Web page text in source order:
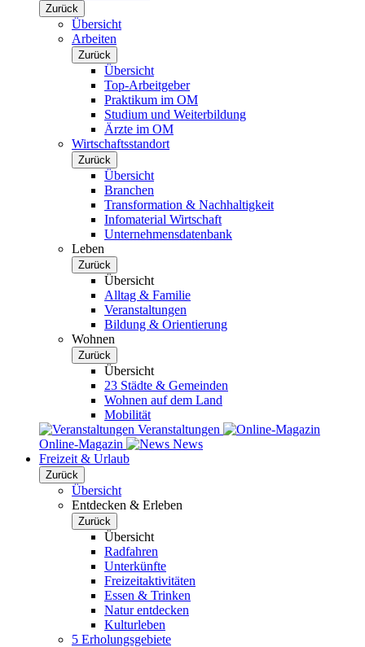
Zurück
Übersicht
Arbeiten
Zurück
Übersicht
Top-Arbeitgeber
Praktikum im OM
Studium und Weiterbildung
Ärzte im OM
Wirtschaftsstandort
Zurück
Übersicht
Branchen
Transformation & Nachhaltigkeit
Infomaterial Wirtschaft
Unternehmensdatenbank
Leben
Zurück
Übersicht
Alltag & Familie
Veranstaltungen
Bildung & Orientierung
Wohnen
Zurück
Übersicht
23 Städte & Gemeinden
Wohnen auf dem Land
Mobilität
Veranstaltungen
Online-Magazin
News
Freizeit & Urlaub
Zurück
Übersicht
Entdecken & Erleben
Zurück
Übersicht
Radfahren
Unterkünfte
Freizeitaktivitäten
Essen & Trinken
Natur entdecken
Kulturleben
5 Erholungsgebiete